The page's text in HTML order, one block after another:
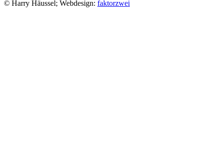
© Harry Häussel; Webdesign: faktorzwei